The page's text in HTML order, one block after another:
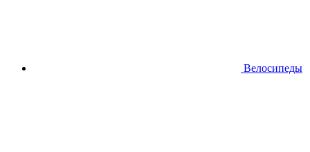
Велосипеды